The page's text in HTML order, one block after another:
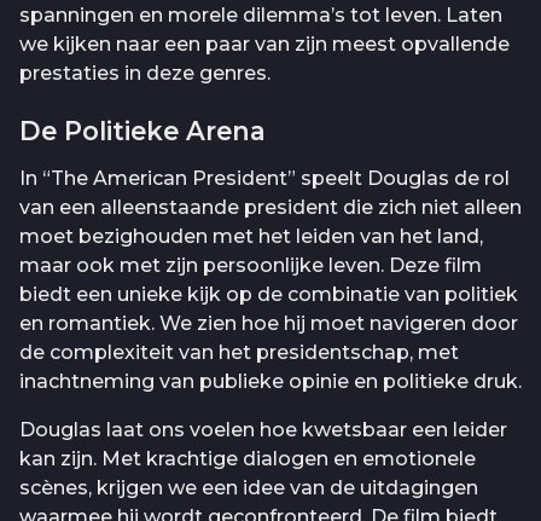
spanningen en morele dilemma’s tot leven. Laten
we kijken naar een paar van zijn meest opvallende
prestaties in deze genres.
De Politieke Arena
In “The American President” speelt Douglas de rol
van een alleenstaande president die zich niet alleen
moet bezighouden met het leiden van het land,
maar ook met zijn persoonlijke leven. Deze film
biedt een unieke kijk op de combinatie van politiek
en romantiek. We zien hoe hij moet navigeren door
de complexiteit van het presidentschap, met
inachtneming van publieke opinie en politieke druk.
Douglas laat ons voelen hoe kwetsbaar een leider
kan zijn. Met krachtige dialogen en emotionele
scènes, krijgen we een idee van de uitdagingen